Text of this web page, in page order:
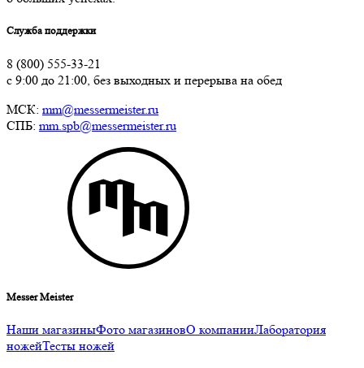
Служба поддержки
8 (800) 555-33-21
с 9:00 до 21:00, без выходных и перерыва на обед
МСК: mm@messermeister.ru
СПБ: mm.spb@messermeister.ru
Messer Meister
Наши магазиныФото магазиновО компанииЛаборатория
ножейТесты ножей